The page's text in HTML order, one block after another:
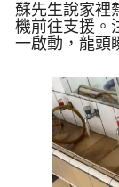
蘇先生說家裡
機前往支援。
一啟動，龍頭
顏色變黑，
水出水量也
除」？ 單靠
顏色，反映
線老化徵兆
綠色（銅